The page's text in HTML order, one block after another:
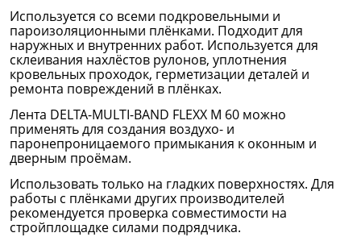
Используется со всеми подкровельными и
пароизоляционными плёнками. Подходит для
наружных и внутренних работ. Используется для
склеивания нахлёстов рулонов, уплотнения
кровельных проходок, герметизации деталей и
ремонта повреждений в плёнках.
Лента DELTA-MULTI-BAND FLEXX M 60 можно
применять для создания воздухо- и
паронепроницаемого примыкания к оконным и
дверным проёмам.
Использовать только на гладких поверхностях. Для
работы с плёнками других производителей
рекомендуется проверка совместимости на
стройплощадке силами подрядчика.